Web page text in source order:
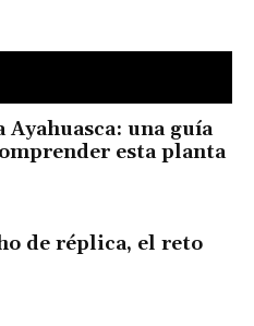
Ayahuasca: una guía
esta planta
de réplica, el reto